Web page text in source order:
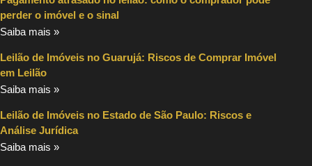
perder o imóvel e o sinal
Saiba mais »
Leilão de Imóveis no Guarujá: Riscos de Comprar Imóvel
em Leilão
Saiba mais »
Leilão de Imóveis no Estado de São Paulo: Riscos e
Análise Jurídica
Saiba mais »